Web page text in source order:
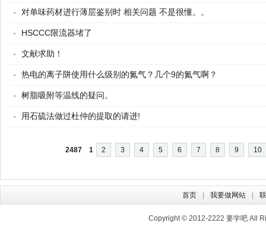
对单味药材进行薄层鉴别时 相关问题 不是很懂。。
HSCCC限流器堵了
文献求助！
热电的离子阱使用什么级别的氮气？几个9的氮气啊？
树脂吸附等温线的疑问。
用石硫法做过杜仲的提取的请进!
2487 1 2 3 4 5 6 7 8 9 10
首页 我要做网站
Copyright © 2012-2222 要学吧 All